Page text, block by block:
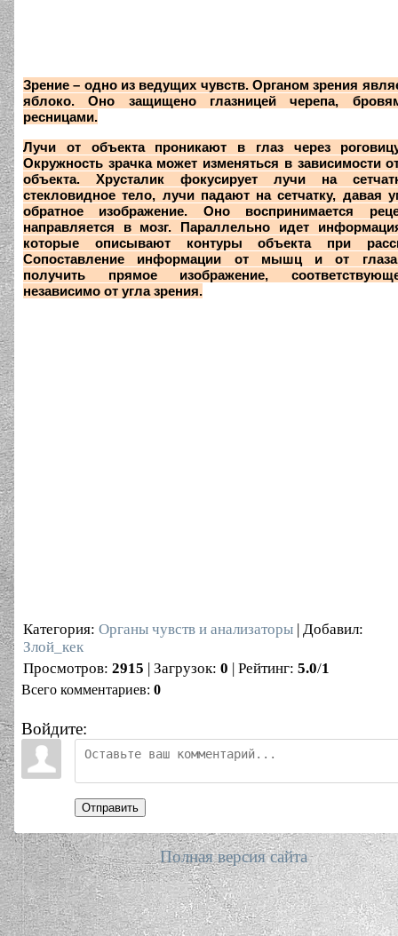
Зрение – одно из ведущих чувств. Органом зрения
яблоко. Оно защищено глазницей черепа,
ресницами.
Лучи от объекта проникают в глаз через
Окружность зрачка может изменяться в зависимости
объекта. Хрусталик фокусирует лучи на
стекловидное тело, лучи падают на сетчатку, давая
обратное изображение. Оно воспринимается
направляется в мозг. Параллельно идет
которые описывают контуры объекта при
Сопоставление информации от мышц и от глаза
получить прямое изображение,
независимо от угла зрения.
Категория: Органы чувств и анализаторы | Добавил:
Злой_кек
Просмотров: 2915 | Загрузок: 0 | Рейтинг: 5.0/1
Всего комментариев: 0
Войдите:
Отправить
Полная версия сайта